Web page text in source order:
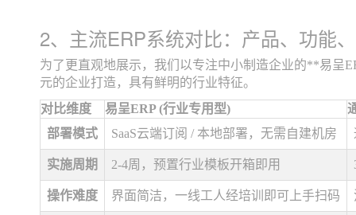
2、主流ERP系统对比：产品、功能
为了更直观地展示，我们以专注中小制造企业的**易呈
元的企业打造，具有鲜明的行业特征。
对比维度
易呈ERP (行业专用型)
部署模式
SaaS云端订阅 / 本地部署，无需自建机房
实施周期 2-4周，预置行业模板开箱即用
操作难度 界面简洁，一线工人经培训即可上手扫码